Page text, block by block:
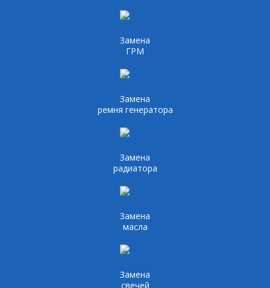
Замена
ГРМ
Замена
ремня генератора
Замена
радиатора
Замена
масла
Замена
свечей